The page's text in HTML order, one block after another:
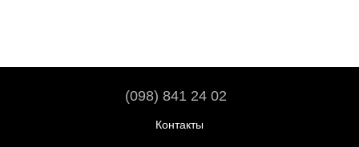
(098) 841 24 02
Контакты